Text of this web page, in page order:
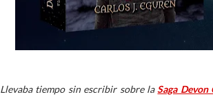
Llevaba tiempo sin escribir sobre laSaga